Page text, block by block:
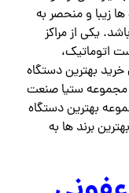
زیبا و منحصر به
یکی از مراکز
اتوماتیک،
بهترین دستگاه
مجموعه ستیا صنعت
بهترین دستگاه
برند ها به